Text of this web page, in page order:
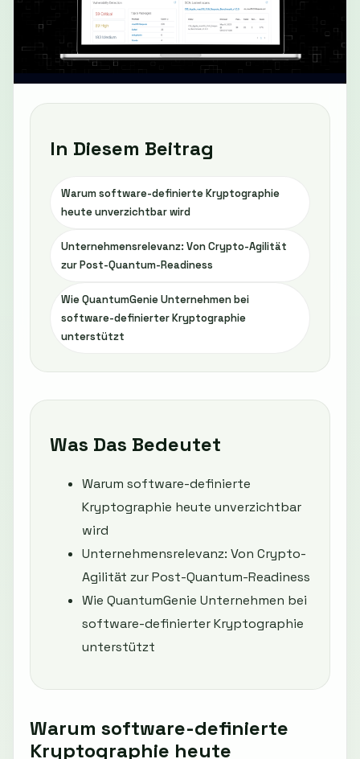
In Diesem Beitrag
Warum software-definierte Kryptographie
heute unverzichtbar wird
Unternehmensrelevanz: Von Crypto-Agilität
zur Post-Quantum-Readiness
Wie QuantumGenie Unternehmen bei
software-definierter Kryptographie
unterstützt
Was Das Bedeutet
Warum software-definierte
Kryptographie heute unverzichtbar
wird
Unternehmensrelevanz: Von Crypto-
Agilität zur Post-Quantum-Readiness
Wie QuantumGenie Unternehmen bei
software-definierter Kryptographie
unterstützt
Warum software-definierte
Kryptographie heute